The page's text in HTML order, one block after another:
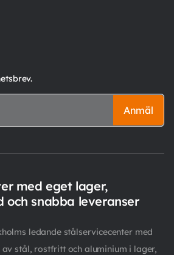
Anmäl
med eget lager,
och snabba leveranser
ledande stålservicecenter med
stål, rostfritt och aluminium i lager,